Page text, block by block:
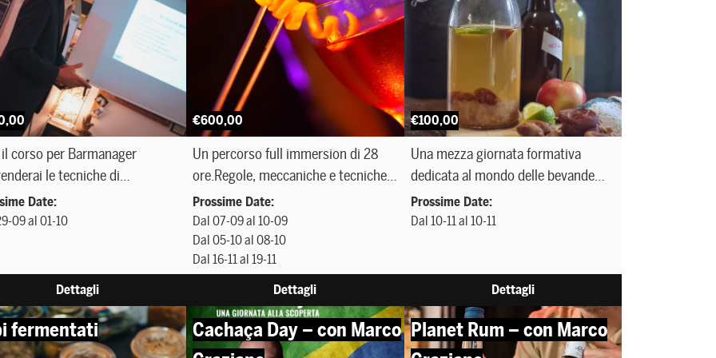
e fondatrice del progetto
Magpie.
corso per Barmanager
le tecniche di
e sviluppo gestionale
risorse economico-finanziarie
Date:
09 al 01-10
Dettagli
€600,00
Un percorso full immersion di 28
ore.Regole, meccaniche e tecniche
per la realizzazione dei cocktail
internazionali più famosi (IBA).
Prossime Date:
Dal 07-09 al 10-09
Dal 05-10 al 08-10
Dal 16-11 al 19-11
Dettagli
€100,00
Una mezza giornata formativa
dedicata al mondo delle bevande
fermentate, guidata da Marco
Fortunato, fondatore di I’m in
unisce teoria e pratica per fornire
competenze concrete nella
realizzazione di bevande fermentate
sempre più richieste nel mondo
Prossime Date:
Dal 10-11 al 10-11
Dettagli
fermentati
Cachaça Day – con Marco Planet Rum – con Marco